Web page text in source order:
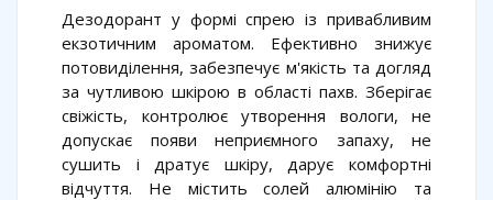
Дезодорант у формі спрею із привабливим
екзотичним ароматом. Ефективно знижує
потовиділення, забезпечує м'якість та догляд
за чутливою шкірою в області пахв. Зберігає
свіжість, контролює утворення вологи, не
допускає появи неприємного запаху, не
сушить і дратує шкіру, дарує комфортні
відчуття. Не містить солей алюмінію та